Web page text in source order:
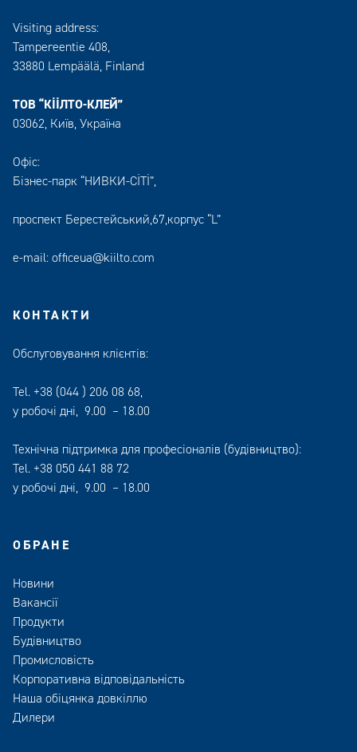
Visiting address:
Tampereentie 408,
33880 Lempäälä, Finland
ТОВ “КІІЛТО-КЛЕЙ”
03062, Київ, Україна
Офіс:
Бізнес-парк “НИВКИ-СІТІ”,
проспект Берестейський,67,корпус “L”
e-mail: officeua@kiilto.com
КОНТАКТИ
Обслуговування клієнтів:
Tel. +38 (044 ) 206 08 68,
у робочі дні, 9.00 – 18.00
Технічна підтримка для професіоналів (будівництво):
Tel. +38 050 441 88 72
у робочі дні, 9.00 – 18.00
ОБРАНЕ
Новини
Вакансії
Продукти
Будівництво
Промисловість
Корпоративна відповідальність
Наша обіцянка довкіллю
Дилери